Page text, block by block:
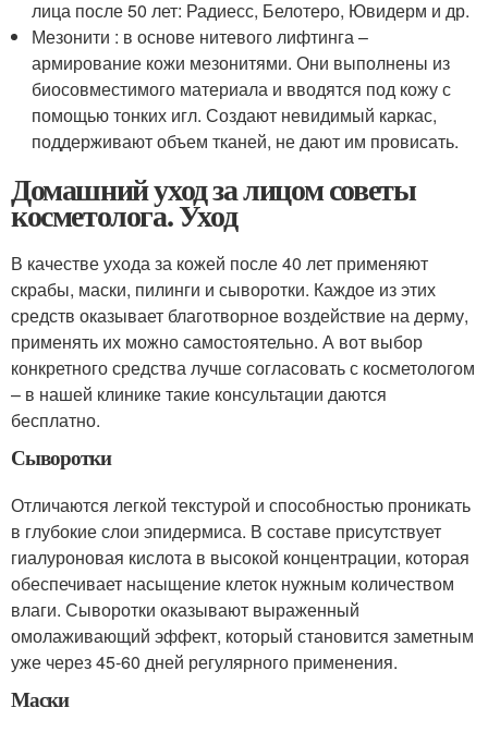
лица после 50 лет: Радиесс, Белотеро, Ювидерм и др.
Мезонити : в основе нитевого лифтинга –
армирование кожи мезонитями. Они выполнены из
биосовместимого материала и вводятся под кожу с
помощью тонких игл. Создают невидимый каркас,
поддерживают объем тканей, не дают им провисать.
Домашний уход за лицом советы
косметолога. Уход
В качестве ухода за кожей после 40 лет применяют
скрабы, маски, пилинги и сыворотки. Каждое из этих
средств оказывает благотворное воздействие на дерму,
применять их можно самостоятельно. А вот выбор
конкретного средства лучше согласовать с косметологом
– в нашей клинике такие консультации даются
бесплатно.
Сыворотки
Отличаются легкой текстурой и способностью проникать
в глубокие слои эпидермиса. В составе присутствует
гиалуроновая кислота в высокой концентрации, которая
обеспечивает насыщение клеток нужным количеством
влаги. Сыворотки оказывают выраженный
омолаживающий эффект, который становится заметным
уже через 45-60 дней регулярного применения.
Маски